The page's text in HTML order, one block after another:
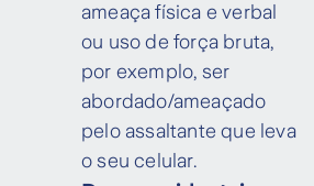
ameaça física e verbal
ou uso de força bruta,
por exemplo, ser
abordado/ameaçado
pelo assaltante que leva
o seu celular.